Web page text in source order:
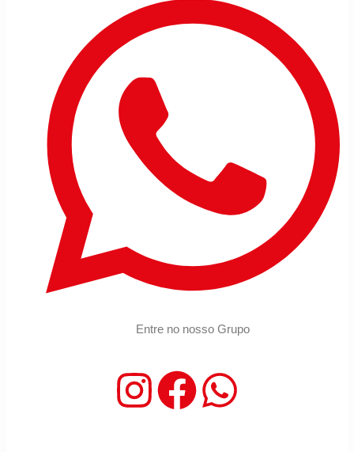
Entre no nosso Grupo